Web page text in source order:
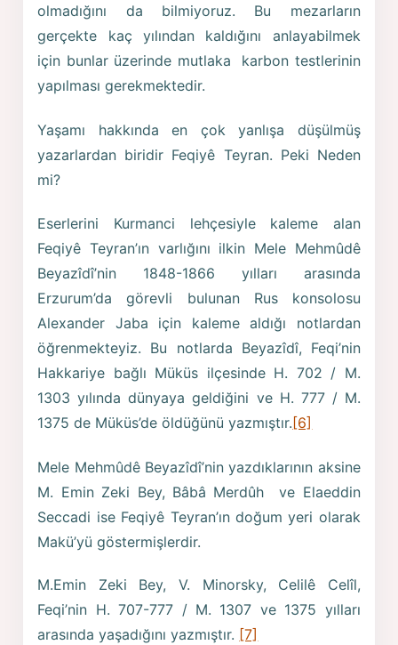
olmadığını da bilmiyoruz. Bu mezarların
gerçekte kaç yılından kaldığını anlayabilmek
için bunlar üzerinde mutlaka karbon testlerinin
yapılması gerekmektedir.
Yaşamı hakkında en çok yanlışa düşülmüş
yazarlardan biridir Feqiyê Teyran. Peki Neden
mi?
Eserlerini Kurmanci lehçesiyle kaleme alan
Feqiyê Teyran’ın varlığını ilkin Mele Mehmûdê
Beyazîdî’nin 1848-1866 yılları arasında
Erzurum’da görevli bulunan Rus konsolosu
Alexander Jaba için kaleme aldığı notlardan
öğrenmekteyiz. Bu notlarda Beyazîdî, Feqi’nin
Hakkariye bağlı Müküs ilçesinde H. 702 / M.
1303 yılında dünyaya geldiğini ve H. 777 / M.
1375 de Müküs’de öldüğünü yazmıştır. [6]
Mele Mehmûdê Beyazîdî’nin yazdıklarının aksine
M. Emin Zeki Bey, Bâbâ Merdûh ve Elaeddin
Seccadi ise Feqiyê Teyran’ın doğum yeri olarak
Makü’yü göstermişlerdir.
M.Emin Zeki Bey, V. Minorsky, Celilê Celîl,
Feqi’nin H. 707-777 / M. 1307 ve 1375 yılları
arasında yaşadığını yazmıştır. [7]